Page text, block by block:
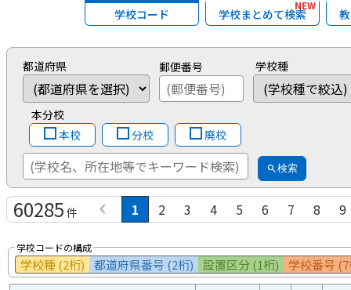
学校コード 学校まとめて検索
NEW
都道府県 郵便番号 学校種
本分校
本校
分校 廃校
search検索
60285 件 chevron_left 1 2 3 4 5 6 7 8 9
学校コードの構成
学校種 (2桁) 都道府県番号 (2桁) 設置区分 (1桁) 学校番号